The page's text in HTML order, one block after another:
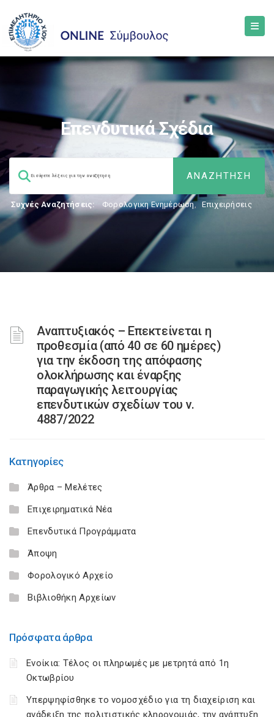
Επενδυτικά Σχέδια
Συχνές Αναζητήσεις: Φορολογικη Ενημέρωση, Επιχειρήσεις
Αναπτυξιακός – Επεκτείνεται η
προθεσμία (από 40 σε 60 ημέρες)
για την έκδοση της απόφασης
ολοκλήρωσης και έναρξης
παραγωγικής λειτουργίας
επενδυτικών σχεδίων του ν.
4887/2022
Κατηγορίες
Άρθρα – Μελέτες
Επιχειρηματικά Νέα
Επενδυτικά Προγράμματα
Άποψη
Φορολογικό Αρχείο
Βιβλιοθήκη Αρχείων
Πρόσφατα άρθρα
Ενοίκια: Τέλος οι πληρωμές με μετρητά από 1η
Οκτωβρίου
Υπερψηφίσθηκε το νομοσχέδιο για τη διαχείριση και
ανάδειξη της πολιτιστικής κληρονομιάς, την ανάπτυξη